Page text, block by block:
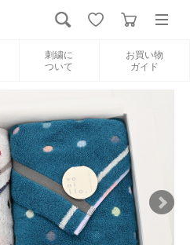
刺繍に
ついて
お買い物
ガイド
新規会員登録